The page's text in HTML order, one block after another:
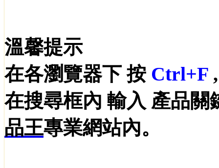
溫馨提示
在各瀏覽器下 按 Ctrl+F
在搜尋框內 輸入 產品關
品王專業網站內。